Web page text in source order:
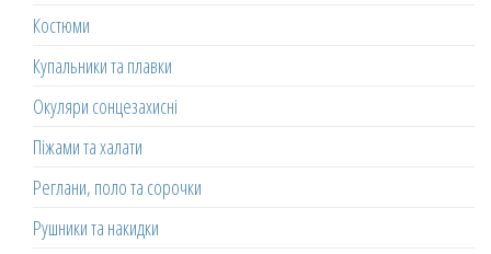
Костюми
Купальники та плавки
Окуляри сонцезахисні
Піжами та халати
Реглани, поло та сорочки
Рушники та накидки